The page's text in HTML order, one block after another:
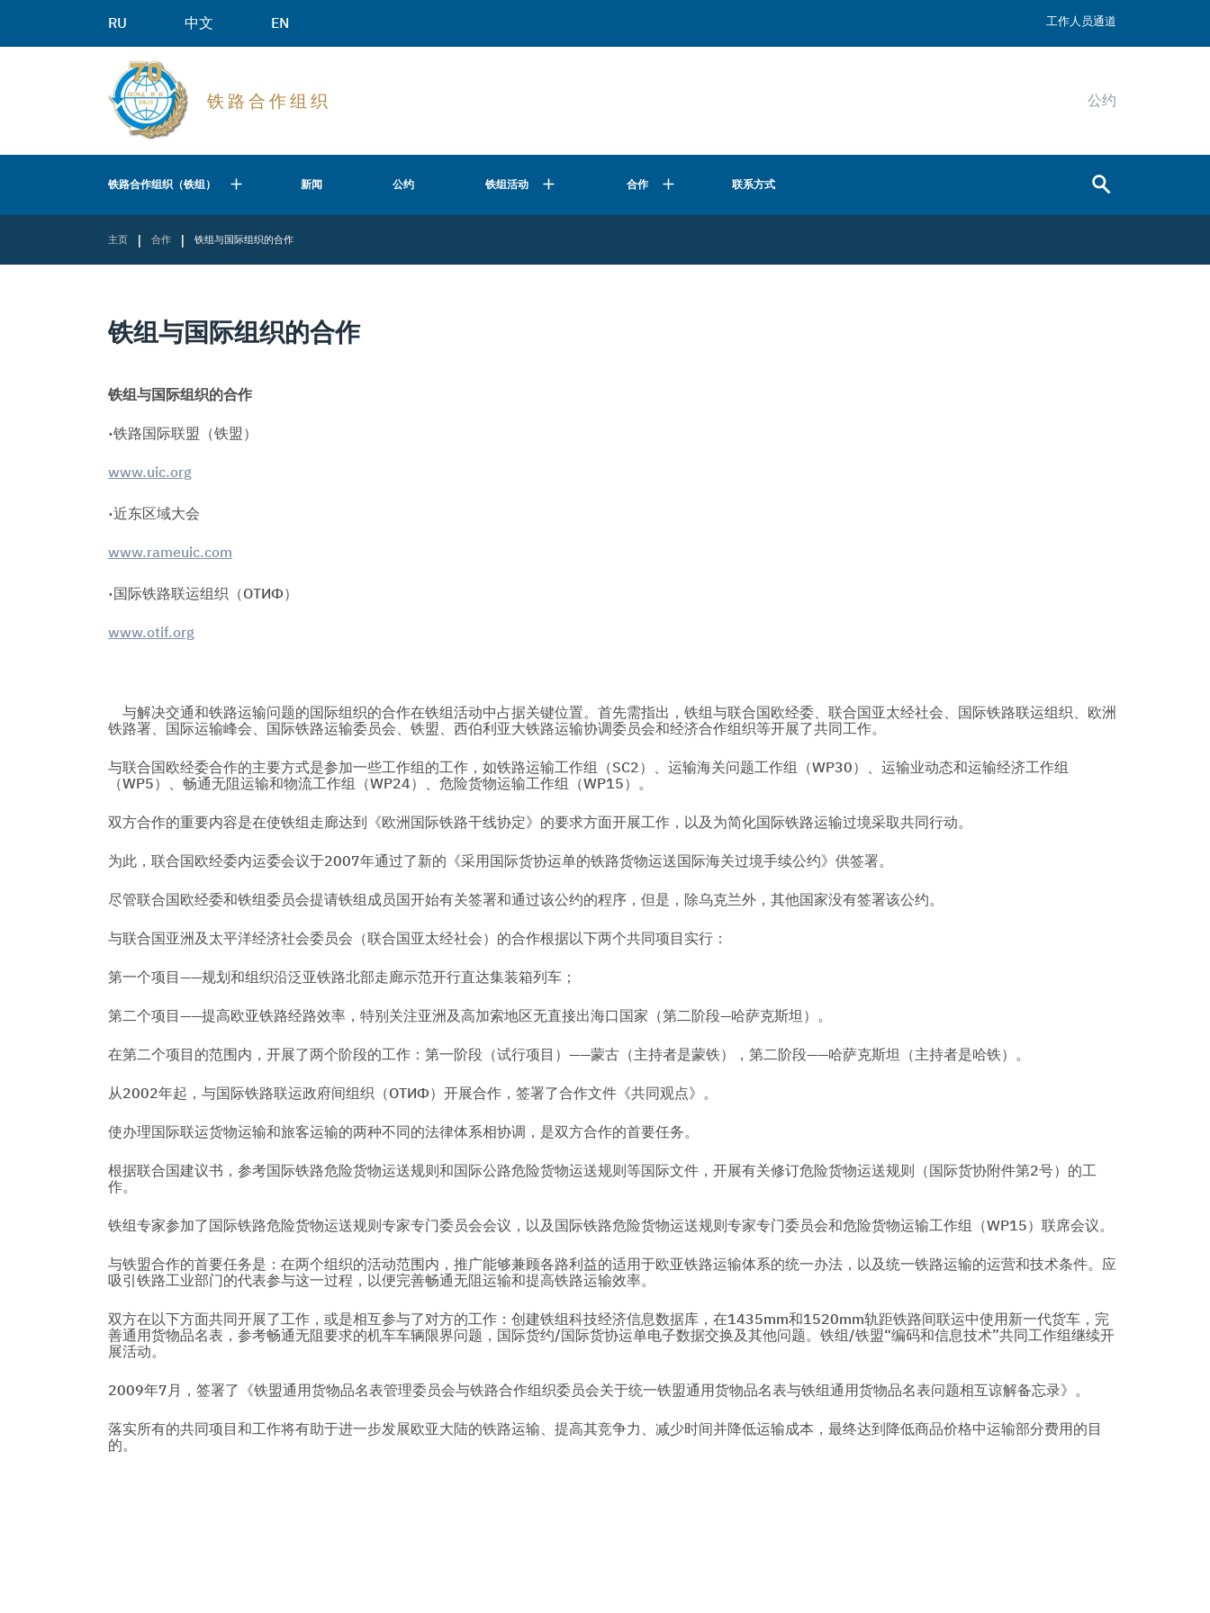
RU 中文 EN 工作人员通道
铁 路 合 作 组 织 公约
铁路合作组织（铁组） 新闻 公约 铁组活动 合作 联系方式
主页 | 合作 | 铁组与国际组织的合作
铁组与国际组织的合作
铁组与国际组织的合作
·铁路国际联盟（铁盟）
www.uic.org
·近东区域大会
www.rameuic.com
·国际铁路联运组织（ОТИФ）
www.otif.org
与解决交通和铁路运输问题的国际组织的合作在铁组活动中占据关键位置。首先需指出，铁组与联合国欧经委、联合国亚太经社会、国际铁路联运组织、欧洲
铁路署、国际运输峰会、国际铁路运输委员会、铁盟、西伯利亚大铁路运输协调委员会和经济合作组织等开展了共同工作。
与联合国欧经委合作的主要方式是参加一些工作组的工作，如铁路运输工作组（SC2）、运输海关问题工作组（WP30）、运输业动态和运输经济工作组
（WP5）、畅通无阻运输和物流工作组（WP24）、危险货物运输工作组（WP15）。
双方合作的重要内容是在使铁组走廊达到《欧洲国际铁路干线协定》的要求方面开展工作，以及为简化国际铁路运输过境采取共同行动。
为此，联合国欧经委内运委会议于2007年通过了新的《采用国际货协运单的铁路货物运送国际海关过境手续公约》供签署。
尽管联合国欧经委和铁组委员会提请铁组成员国开始有关签署和通过该公约的程序，但是，除乌克兰外，其他国家没有签署该公约。
与联合国亚洲及太平洋经济社会委员会（联合国亚太经社会）的合作根据以下两个共同项目实行：
第一个项目——规划和组织沿泛亚铁路北部走廊示范开行直达集装箱列车；
第二个项目——提高欧亚铁路经路效率，特别关注亚洲及高加索地区无直接出海口国家（第二阶段—哈萨克斯坦）。
在第二个项目的范围内，开展了两个阶段的工作：第一阶段（试行项目）——蒙古（主持者是蒙铁），第二阶段——哈萨克斯坦（主持者是哈铁）。
从2002年起，与国际铁路联运政府间组织（ОТИФ）开展合作，签署了合作文件《共同观点》。
使办理国际联运货物运输和旅客运输的两种不同的法律体系相协调，是双方合作的首要任务。
根据联合国建议书，参考国际铁路危险货物运送规则和国际公路危险货物运送规则等国际文件，开展有关修订危险货物运送规则（国际货协附件第2号）的工
作。
铁组专家参加了国际铁路危险货物运送规则专家专门委员会会议，以及国际铁路危险货物运送规则专家专门委员会和危险货物运输工作组（WP15）联席会议。
与铁盟合作的首要任务是：在两个组织的活动范围内，推广能够兼顾各路利益的适用于欧亚铁路运输体系的统一办法，以及统一铁路运输的运营和技术条件。应
吸引铁路工业部门的代表参与这一过程，以便完善畅通无阻运输和提高铁路运输效率。
双方在以下方面共同开展了工作，或是相互参与了对方的工作：创建铁组科技经济信息数据库，在1435mm和1520mm轨距铁路间联运中使用新一代货车，完
善通用货物品名表，参考畅通无阻要求的机车车辆限界问题，国际货约/国际货协运单电子数据交换及其他问题。铁组/铁盟“编码和信息技术”共同工作组继续开
展活动。
2009年7月，签署了《铁盟通用货物品名表管理委员会与铁路合作组织委员会关于统一铁盟通用货物品名表与铁组通用货物品名表问题相互谅解备忘录》。
落实所有的共同项目和工作将有助于进一步发展欧亚大陆的铁路运输、提高其竞争力、减少时间并降低运输成本，最终达到降低商品价格中运输部分费用的目
的。